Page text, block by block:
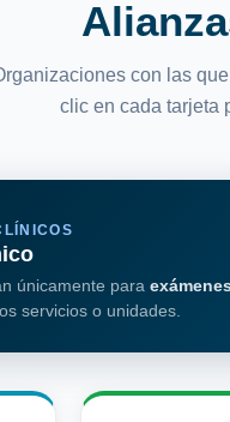
con las
clic en cada tarjeta
únicamente para
servicios o unidades.